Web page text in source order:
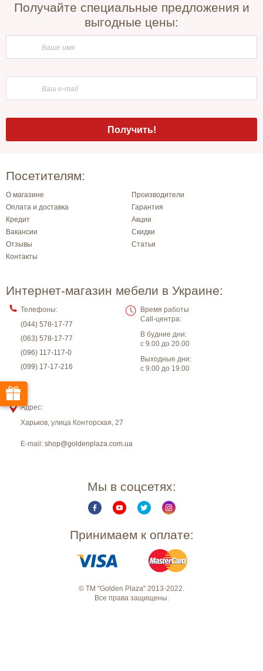
Получайте специальные предложения и
выгодные цены:
Посетителям:
О магазине
Производители
Оплата и доставка
Гарантия
Кредит
Акции
Вакансии
Скидки
Отзывы
Статьи
Контакты
Интернет-магазин мебели в Украине:
Телефоны:
(044) 578-17-77
(063) 578-17-77
(096) 117-117-0
(099) 17-17-216
Время работы
Call-центра:
В будние дни:
с 9.00 до 20.00
Выходные дни:
с 9.00 до 19.00
Адрес:
Харьков, улица Конторская, 27
E-mail: shop@goldenplaza.com.ua
Мы в соцсетях:
Принимаем к оплате:
© ТМ "Golden Plaza" 2013-2022.
Все права защищены.